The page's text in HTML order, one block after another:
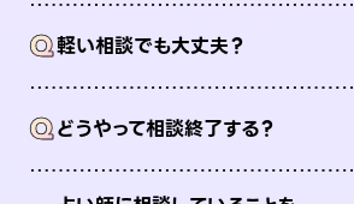
Q軽い相談でも大丈夫？
Qどうやって相談終了する？